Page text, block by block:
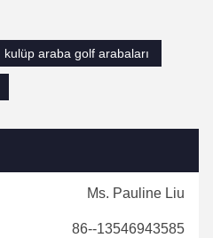
kulüp araba golf arabaları
Ms. Pauline Liu
86--13546943585